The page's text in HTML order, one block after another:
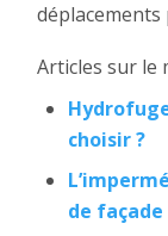
Articles sur le
choisir ?
de façade